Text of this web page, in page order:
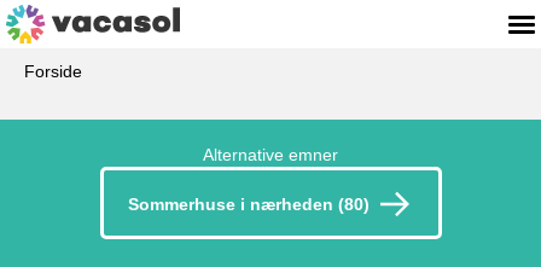
Forside
Alternative emner
Sommerhuse i nærheden (80)